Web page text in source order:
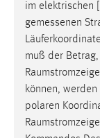
im elektrischen
gemessenen
muß der
können,
polaren